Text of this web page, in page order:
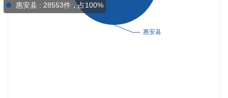
惠安县 : 28553件，占100%